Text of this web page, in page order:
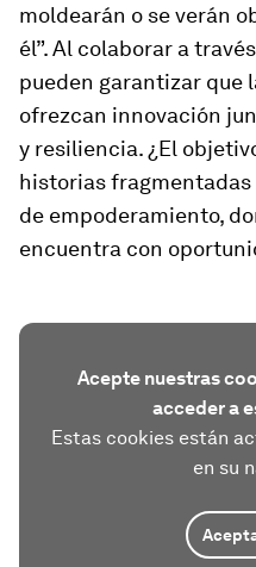
moldearán o se verán
él”. Al colaborar a
pueden garantizar que
ofrezcan innovación
y resiliencia. ¿El
historias
de empoderamiento,
encuentra con
Acepte nuestras
acceder a
Estas cookies están
en su